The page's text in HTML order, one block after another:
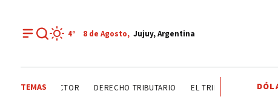
4° 8 de Agosto, Jujuy, Argentina
TEMASSECTOR DERECHO TRIBUTARIO EL TRIBUNO POR LOS